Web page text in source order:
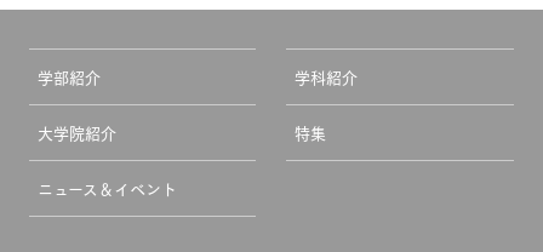
学部紹介 学科紹介
大学院紹介 特集
ニュース＆イベント